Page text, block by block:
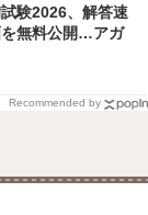
験2026、解答速
無料公開…アガ
Recommended by